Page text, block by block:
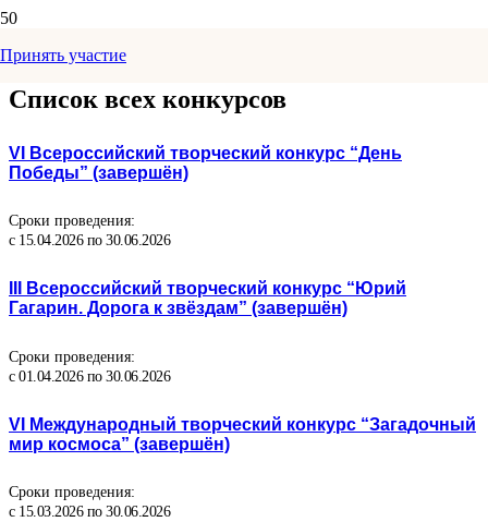
Принять участие
Список всех конкурсов
VI Всероссийский творческий конкурс “День
Победы” (завершён)
Сроки проведения:
с 15.04.2026 по 30.06.2026
III Всероссийский творческий конкурс “Юрий
Гагарин. Дорога к звёздам” (завершён)
Сроки проведения:
с 01.04.2026 по 30.06.2026
VI Международный творческий конкурс “Загадочный
мир космоса” (завершён)
Сроки проведения:
с 15.03.2026 по 30.06.2026